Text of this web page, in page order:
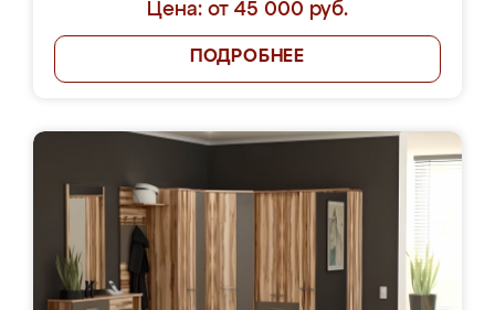
Цена: от 45 000 руб.
ПОДРОБНЕЕ